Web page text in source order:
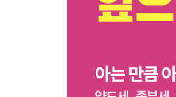
05 취득가액 신고하는 4가
감정가액을 쓰는 방법도
환산취득가액도 쓴다